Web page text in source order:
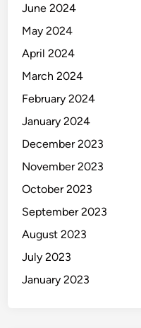
June 2024
May 2024
April 2024
March 2024
February 2024
January 2024
December 2023
November 2023
October 2023
September 2023
August 2023
July 2023
January 2023